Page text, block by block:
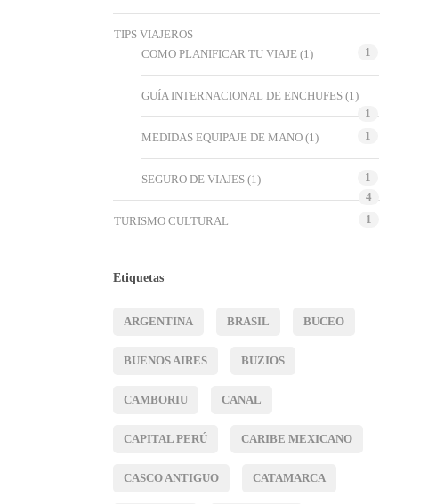
TIPS VIAJEROS
COMO PLANIFICAR TU VIAJE (1) 1
GUÍA INTERNACIONAL DE ENCHUFES (1)
1
MEDIDAS EQUIPAJE DE MANO (1) 1
SEGURO DE VIAJES (1)
1
4
TURISMO CULTURAL
1
Etiquetas
ARGENTINA BRASIL BUCEO
BUENOS AIRES BUZIOS
CAMBORIU CANAL
CAPITAL PERÚ CARIBE MEXICANO
CASCO ANTIGUO CATAMARCA